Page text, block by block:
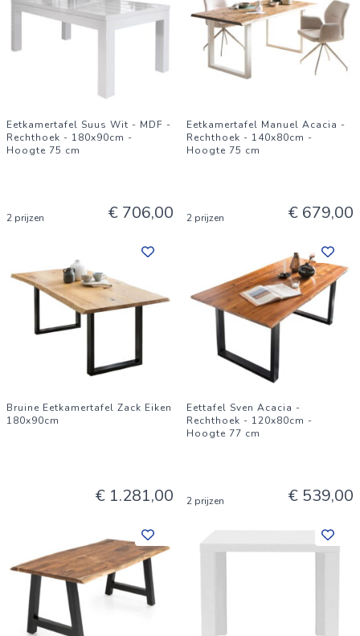
Eetkamertafel Suus Wit - MDF -
Rechthoek - 180x90cm -
Hoogte 75 cm
2 prijzen € 706,00
Eetkamertafel Manuel Acacia -
Rechthoek - 140x80cm -
Hoogte 75 cm
2 prijzen € 679,00
Bruine Eetkamertafel Zack Eiken
180x90cm
€ 1.281,00
Eettafel Sven Acacia -
Rechthoek - 120x80cm -
Hoogte 77 cm
2 prijzen € 539,00